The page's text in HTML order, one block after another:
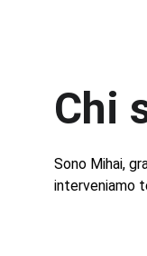
Chi
Sono Mihai,
interveniamo